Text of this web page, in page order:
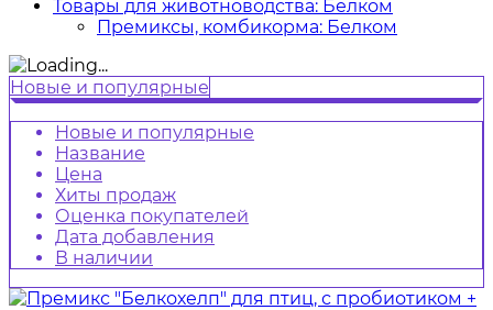
Товары для животноводства: Белком
Премиксы, комбикорма: Белком
Новые и популярные
Новые и популярные
Название
Цена
Хиты продаж
Оценка покупателей
Дата добавления
В наличии